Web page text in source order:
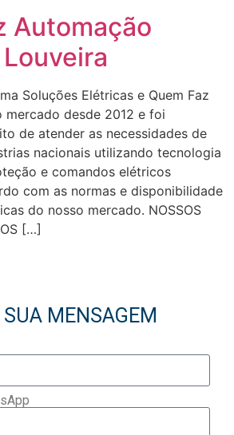
Automação
Soluções Elétricas e Quem Faz
mercado desde 2012 e foi
de atender as necessidades de
nacionais utilizando tecnologia
e comandos elétricos
com as normas e disponibilidade
do nosso mercado. NOSSOS
[…]
SUA MENSAGEM